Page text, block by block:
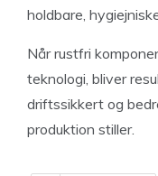
holdbare,
Når rustfri
teknologi, bliver
driftssikkert og
produktion stiller.